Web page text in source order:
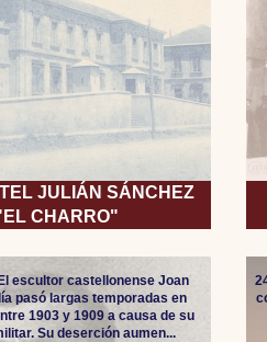
JULIÁN SÁNCHEZ
CHARRO"
escultor castellonense Joan
pasó largas temporadas en
1903 y 1909 a causa de su
Su deserción aumen...